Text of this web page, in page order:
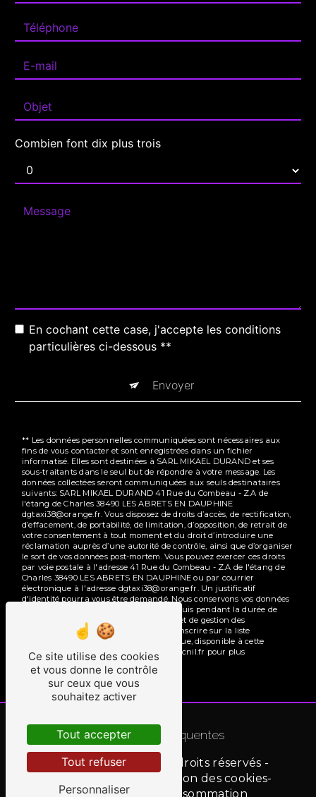
Combien font dix plus trois
En cochant cette case, j'accepte les conditions
particulières ci-dessous **
Envoyer
** Les données personnelles communiquées sont nécessaires aux
fins de vous contacter et sont enregistrées dans un fichier
informatisé. Elles sont destinées à SARL MIKAEL DURAND et ses
sous-traitants dans le seul but de répondre à votre message. Les
données collectées seront communiquées aux seuls destinataires
suivants: SARL MIKAEL DURAND 41 Rue du Combeau - Z.A de
l'étang de Charles 38490 LES ABRETS EN DAUPHINE
dgtaxi38@orange.fr. Vous disposez de droits d’accès, de rectification,
d’effacement, de portabilité, de limitation, d’opposition, de retrait de
votre consentement à tout moment et du droit d’introduire une
réclamation auprès d’une autorité de contrôle, ainsi que d’organiser
le sort de vos données post-mortem. Vous pouvez exercer ces droits
par voie postale à l'adresse 41 Rue du Combeau - Z.A de l'étang de
Charles 38490 LES ABRETS EN DAUPHINE ou par courrier
électronique à l'adresse dgtaxi38@orange.fr. Un justificatif
d'identité pourra vous être demandé. Nous conservons vos données
pendant la période de prise de contact puis pendant la durée de
prescription légale aux fins probatoires et de gestion des
contentieux. Vous avez le droit de vous inscrire sur la liste
d'opposition au démarchage téléphonique, disponible à cette
adresse: Bloctel.gouv.fr
. Consultez le site cnil.fr pour plus
d’informations sur vos droits.
Recherches fréquentes
Vistalid- 2026 - Tous droits réservés -
Gestion des cookies-
Médiation de la consommation
Ce site utilise des cookies
et vous donne le contrôle
sur ceux que vous
souhaitez activer
Tout accepter
Tout refuser
Personnaliser